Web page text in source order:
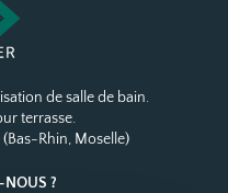
de salle de bain.
terrasse.
Rhin, Moselle)
?